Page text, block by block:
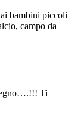
bambini piccoli
campo da
Ti